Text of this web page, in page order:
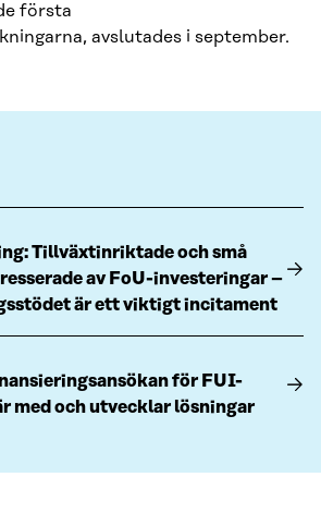
första
avslutades i september.
Tillväxtinriktade och små
av FoU-investeringar –
är ett viktigt incitament
för FUI-
med och utvecklar lösningar